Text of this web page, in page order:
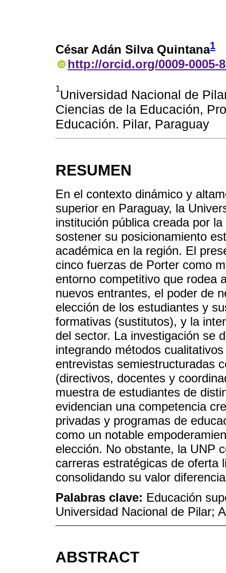
César Adán Silva Quintana1
http://orcid.org/0009-0005-
1Universidad Nacional de
Ciencias de la Educación,
Educación. Pilar, Paraguay
RESUMEN
En el contexto dinámico y
superior en Paraguay, la
institución pública creada por
sostener su posicionamiento
académica en la región. El
cinco fuerzas de Porter como
entorno competitivo que rodea
nuevos entrantes, el poder de
elección de los estudiantes y
formativas (sustitutos), y la
del sector. La investigación se
integrando métodos
entrevistas semiestructuradas
(directivos, docentes y
muestra de estudiantes de
evidencian una competencia
privadas y programas de
como un notable
elección. No obstante, la UNP
carreras estratégicas de oferta
consolidando su valor
Palabras clave: Educación
Universidad Nacional de Pilar;
ABSTRACT